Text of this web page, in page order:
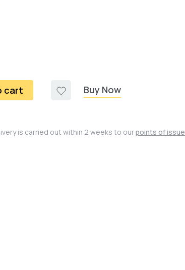
cart Buy Now
is carried out within 2 weeks to ourpoints of issue